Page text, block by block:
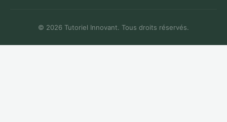
© 2026 Tutoriel Innovant. Tous droits réservés.